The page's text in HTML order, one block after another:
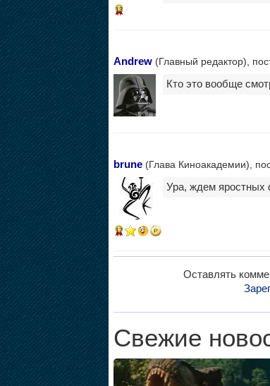
13
Andrew(Главный редактор),
Кто это вообще
brune(Глава Киноакадемии),
17
Ура, ждем яростных
Оставлять
Свежие